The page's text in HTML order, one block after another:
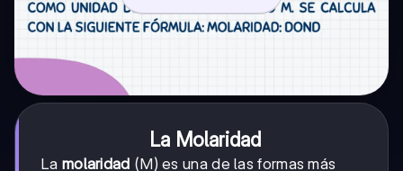
La Molaridad
La molaridad (M) es una de las formas más